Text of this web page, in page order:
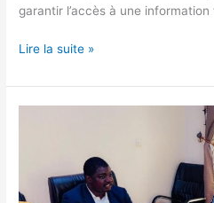
garantir l’accès à une
Lire la suite »
la